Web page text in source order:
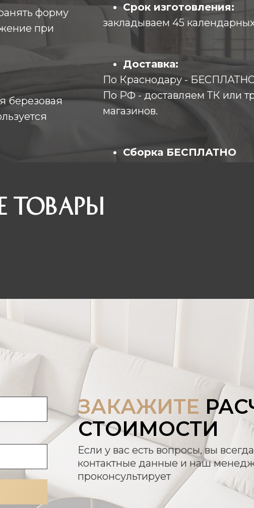
форму
при
березовая
Срок изготовления:
закладываем 45
Доставка:
По Краснодару -
По РФ - доставляем ТК или
магазинов.
Сборка БЕСПЛАТНО
ЗАКАЖИТЕ
СТОИМОСТИ
Если у вас есть вопросы, вы
контактные данные и наш
проконсультирует